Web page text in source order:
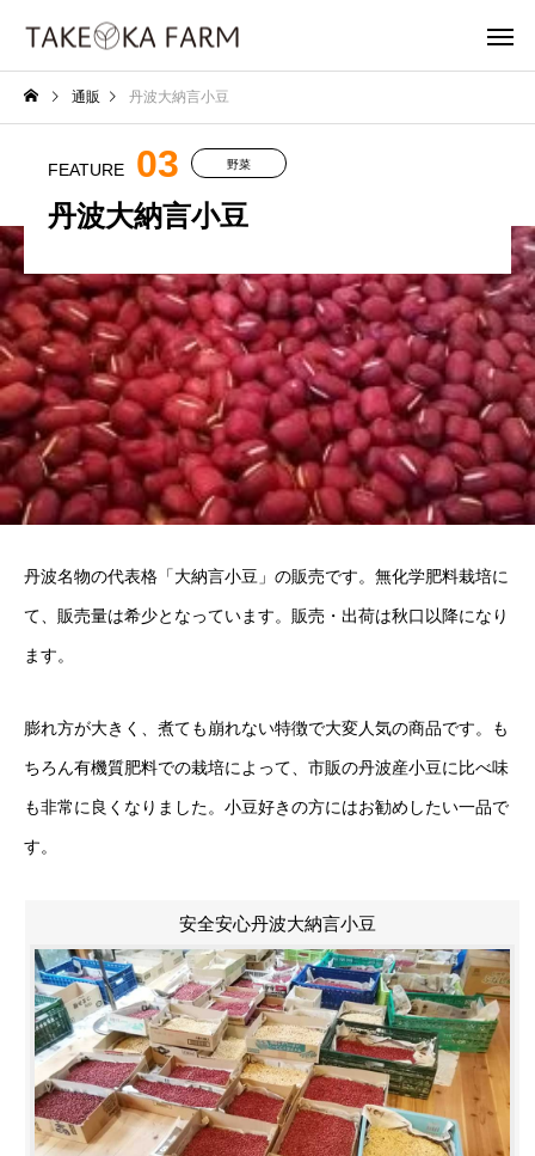
通販 丹波大納言小豆
FEATURE 03 野菜
丹波大納言小豆
丹波名物の代表格「大納言小豆」の販売です。無化学肥料栽培に
て、販売量は希少となっています。販売・出荷は秋口以降になり
ます。
膨れ方が大きく、煮ても崩れない特徴で大変人気の商品です。も
ちろん有機質肥料での栽培によって、市販の丹波産小豆に比べ味
も非常に良くなりました。小豆好きの方にはお勧めしたい一品で
す。
安全安心丹波大納言小豆